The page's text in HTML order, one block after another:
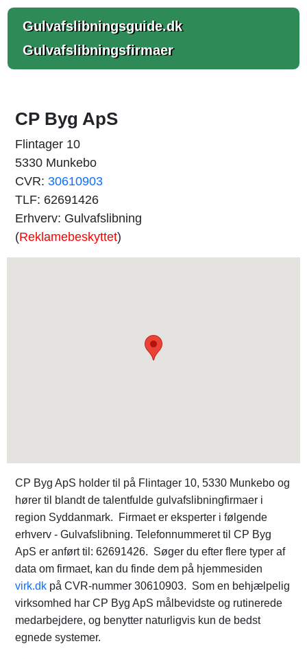
Gulvafslibningsguide.dk
Gulvafslibningsfirmaer
CP Byg ApS
Flintager 10
5330 Munkebo
CVR: 30610903
TLF: 62691426
Erhverv: Gulvafslibning
(Reklamebeskyttet)
CP Byg ApS holder til på Flintager 10, 5330 Munkebo og
hører til blandt de talentfulde gulvafslibningfirmaer i
region Syddanmark. Firmaet er eksperter i følgende
erhverv - Gulvafslibning. Telefonnummeret til CP Byg
ApS er anført til: 62691426. Søger du efter flere typer af
data om firmaet, kan du finde dem på hjemmesiden
virk.dk på CVR-nummer 30610903. Som en behjælpelig
virksomhed har CP Byg ApS målbevidste og rutinerede
medarbejdere, og benytter naturligvis kun de bedst
egnede systemer.